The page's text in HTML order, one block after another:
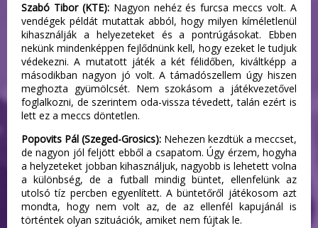
Szabó Tibor (KTE):Nagyon nehéz és furcsa meccs volt. A
vendégek példát mutattak abból, hogy milyen kíméletlenül
kihasználják a helyezeteket és a pontrúgásokat. Ebben
nekünk mindenképpen fejlődnünk kell, hogy ezeket le tudjuk
védekezni. A mutatott játék a két félidőben, kiváltképp a
másodikban nagyon jó volt. A támadószellem úgy hiszen
meghozta gyümölcsét. Nem szokásom a játékvezetővel
foglalkozni, de szerintem oda-vissza tévedett, talán ezért is
lett ez a meccs döntetlen.
Popovits Pál (Szeged-Grosics): Nehezen kezdtük a meccset,
de nagyon jól feljött ebből a csapatom. Úgy érzem, hogyha
a helyzeteket jobban kihasználjuk, nagyobb is lehetett volna
a különbség, de a futball mindig büntet, ellenfelünk az
utolsó tíz percben egyenlített. A büntetőről játékosom azt
mondta, hogy nem volt az, de az ellenfél kapujánál is
történtek olyan szituációk, amiket nem fújtak le.